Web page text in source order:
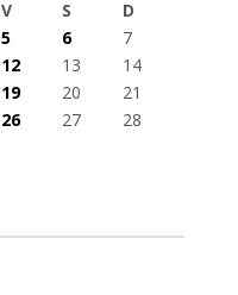
V S
D
5 6
7
12 13
14
19 20
21
26 27
28